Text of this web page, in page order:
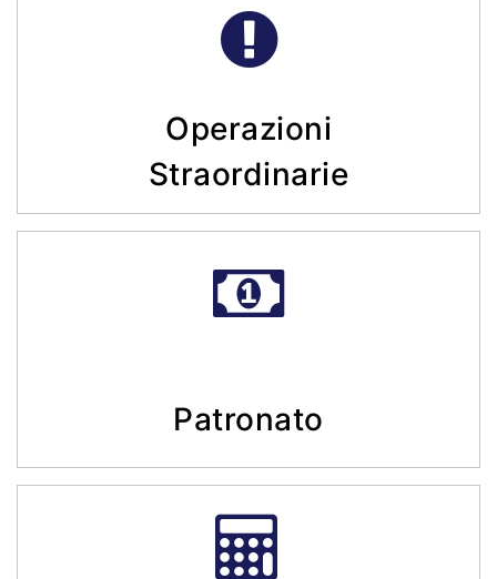
Operazioni
Straordinarie
Patronato